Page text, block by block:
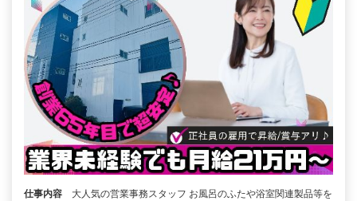
仕事内容
大人気の営業事務スタッフ お風呂のふたや浴室関連製品等を